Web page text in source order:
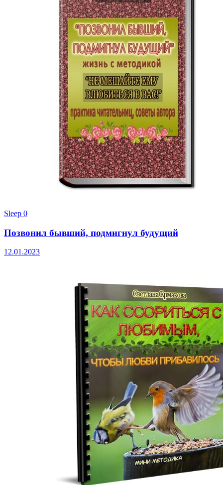
Sleep 0
Позвонил бывший, подмигнул будущий
12.01.2023